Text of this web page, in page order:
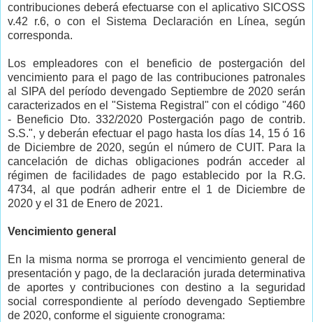
contribuciones deberá efectuarse con el aplicativo SICOSS
v.42 r.6, o con el Sistema Declaración en Línea, según
corresponda.
Los empleadores con el beneficio de postergación del
vencimiento para el pago de las contribuciones patronales
al SIPA del período devengado Septiembre de 2020 serán
caracterizados en el "Sistema Registral" con el código "460
- Beneficio Dto. 332/2020 Postergación pago de contrib.
S.S.", y deberán efectuar el pago hasta los días 14, 15 ó 16
de Diciembre de 2020, según el número de CUIT. Para la
cancelación de dichas obligaciones podrán acceder al
régimen de facilidades de pago establecido por la R.G.
4734, al que podrán adherir entre el 1 de Diciembre de
2020 y el 31 de Enero de 2021.
Vencimiento general
En la misma norma se prorroga el vencimiento general de
presentación y pago, de la declaración jurada determinativa
de aportes y contribuciones con destino a la seguridad
social correspondiente al período devengado Septiembre
de 2020, conforme el siguiente cronograma: